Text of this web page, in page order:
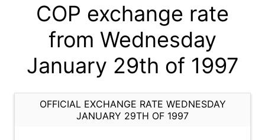
COP exchange rate
from Wednesday
January 29th of 1997
OFFICIAL EXCHANGE RATE WEDNESDAY
JANUARY 29TH OF 1997